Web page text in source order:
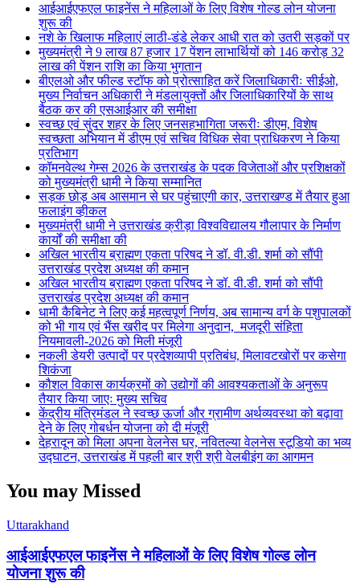
आईआईएफएल फाइनेंस ने महिलाओं के लिए विशेष गोल्ड लोन योजना
शुरू की
नशे के खिलाफ महिलाएं लाठी-डंडे लेकर आधी रात को उतरी सड़कों पर
मुख्यमंत्री ने 9 लाख 87 हजार 17 पेंशन लाभार्थियों को 146 करोड़ 32
लाख की पेंशन राशि का किया भुगतान
बीएलओ और फील्ड स्टॉफ को प्रोत्साहित करें जिलाधिकारीः सीईओ,
मुख्य निर्वाचन अधिकारी ने मंडलायुक्तों और जिलाधिकारियों के साथ
बैठक कर की एसआईआर की समीक्षा
स्वच्छ एवं सुंदर शहर के लिए जनसहभागिता जरूरीः डीएम, विशेष
स्वच्छता अभियान में डीएम एवं सचिव विधिक सेवा प्राधिकरण ने किया
प्रतिभाग
कॉमनवेल्थ गेम्स 2026 के उत्तराखंड के पदक विजेताओं और प्रशिक्षकों
को मुख्यमंत्री धामी ने किया सम्मानित
सड़क छोड़ अब आसमान से घर पहुंचाएगी कार, उत्तराखण्ड में तैयार हुआ
फलाइंग व्हीकल
मुख्यमंत्री धामी ने उत्तराखंड क्रीड़ा विश्वविद्यालय गौलापार के निर्माण
कार्यों की समीक्षा की
अखिल भारतीय ब्राह्मण एकता परिषद ने डॉ. वी.डी. शर्मा को सौंपी
उत्तराखंड प्रदेश अध्यक्ष की कमान
अखिल भारतीय ब्राह्मण एकता परिषद ने डॉ. वी.डी. शर्मा को सौंपी
उत्तराखंड प्रदेश अध्यक्ष की कमान
धामी कैबिनेट ने लिए कई महत्वपूर्ण निर्णय, अब सामान्य वर्ग के पशुपालकों
को भी गाय एवं भैंस खरीद पर मिलेगा अनुदान, मजदूरी संहिता
नियमावली-2026 को मिली मंजूरी
नकली डेयरी उत्पादों पर प्रदेशव्यापी प्रतिबंध, मिलावटखोरों पर कसेगा
शिकंजा
कौशल विकास कार्यक्रमों को उद्योगों की आवश्यकताओं के अनुरूप
तैयार किया जाएः मुख्य सचिव
केंद्रीय मंत्रिमंडल ने स्वच्छ ऊर्जा और ग्रामीण अर्थव्यवस्था को बढ़ावा
देने के लिए गोबर्धन योजना को दी मंजूरी
देहरादून को मिला अपना वेलनेस घर, नवितल्या वेलनेस स्टूडियो का भव्य
उद्घाटन, उत्तराखंड में पहली बार श्री श्री वेलबीइंग का आगमन
You may Missed
Uttarakhand
आईआईएफएल फाइनेंस ने महिलाओं के लिए विशेष गोल्ड लोन
योजना शुरू की